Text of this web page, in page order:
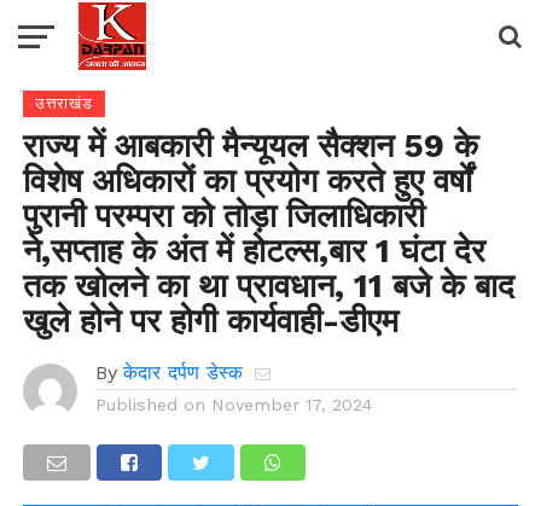
उत्तराखंड
राज्य में आबकारी मैन्यूयल सैक्शन 59 के
विशेष अधिकारों का प्रयोग करते हुए वर्षों
पुरानी परम्परा को तोड़ा जिलाधिकारी
ने,सप्ताह के अंत में होटल्स,बार 1 घंटा देर
तक खोलने का था प्रावधान, 11 बजे के बाद
खुले होने पर होगी कार्यवाही-डीएम
By केदार दर्पण डेस्क
Published on November 17, 2024